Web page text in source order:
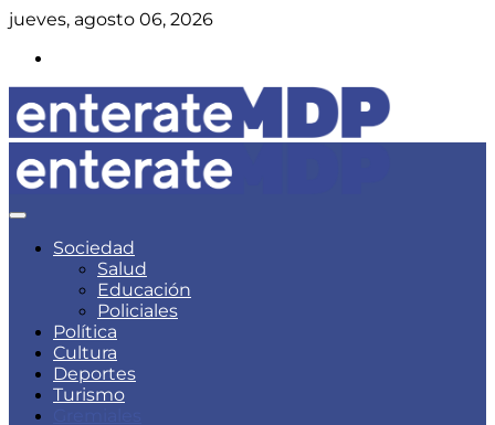
Skip
content
jueves, agosto 06, 2026
Enterate Mar del Plata
Noticias de Mar del Plata
Sociedad
Salud
Educación
Policiales
Política
Cultura
Deportes
Turismo